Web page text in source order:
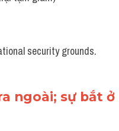
tạm giam)
security grounds.
ngoài; sự bắt ở